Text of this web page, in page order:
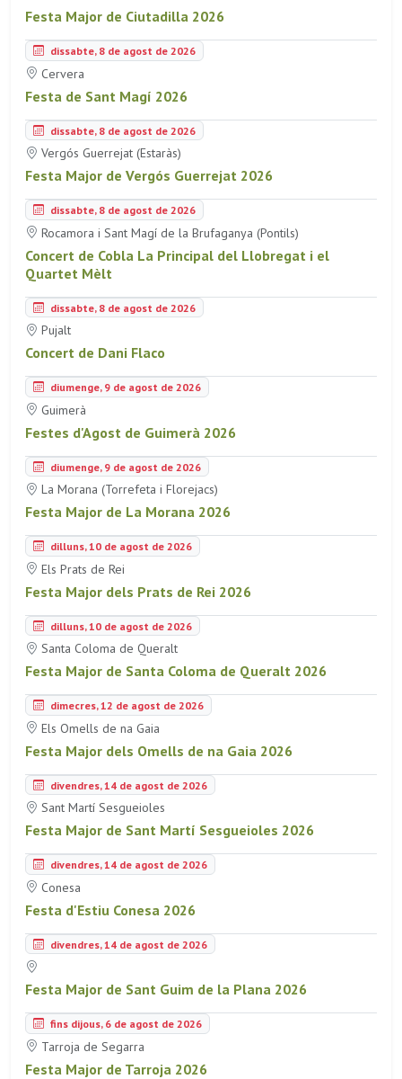
Festa Major de Ciutadilla 2026
dissabte, 8 de agost de 2026
Cervera
Festa de Sant Magí 2026
dissabte, 8 de agost de 2026
Vergós Guerrejat (Estaràs)
Festa Major de Vergós Guerrejat 2026
dissabte, 8 de agost de 2026
Rocamora i Sant Magí de la Brufaganya (Pontils)
Concert de Cobla La Principal del Llobregat i el
Quartet Mèlt
dissabte, 8 de agost de 2026
Pujalt
Concert de Dani Flaco
diumenge, 9 de agost de 2026
Guimerà
Festes d'Agost de Guimerà 2026
diumenge, 9 de agost de 2026
La Morana (Torrefeta i Florejacs)
Festa Major de La Morana 2026
dilluns, 10 de agost de 2026
Els Prats de Rei
Festa Major dels Prats de Rei 2026
dilluns, 10 de agost de 2026
Santa Coloma de Queralt
Festa Major de Santa Coloma de Queralt 2026
dimecres, 12 de agost de 2026
Els Omells de na Gaia
Festa Major dels Omells de na Gaia 2026
divendres, 14 de agost de 2026
Sant Martí Sesgueioles
Festa Major de Sant Martí Sesgueioles 2026
divendres, 14 de agost de 2026
Conesa
Festa d'Estiu Conesa 2026
divendres, 14 de agost de 2026
Festa Major de Sant Guim de la Plana 2026
fins dijous, 6 de agost de 2026
Tarroja de Segarra
Festa Major de Tarroja 2026